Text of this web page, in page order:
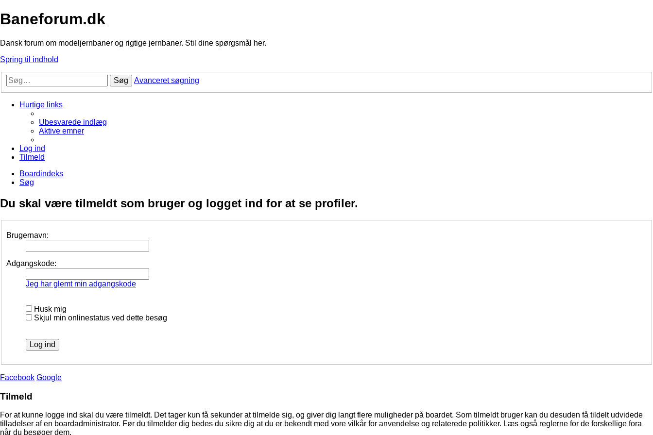
Baneforum.dk
Dansk forum om modeljernbaner og rigtige jernbaner. Stil dine spørgsmål her.
Spring til indhold
Søg Avanceret søgning
Hurtige links
Ubesvarede indlæg
Aktive emner
Log ind
Tilmeld
Boardindeks
Søg
Du skal være tilmeldt som bruger og logget ind for at se profiler.
Brugernavn:
Adgangskode:
Jeg har glemt min adgangskode
Husk mig
Skjul min onlinestatus ved dette besøg
Facebook Google
Tilmeld
For at kunne logge ind skal du være tilmeldt. Det tager kun få sekunder at tilmelde sig, og giver dig langt flere muligheder på boardet. Som tilmeldt bruger kan du desuden få tildelt udvidede
tilladelser af en boardadministrator. Før du tilmelder dig bedes du sikre dig at du er bekendt med vore vilkår for anvendelse og relaterede politikker. Læs også reglerne for de forskellige fora
når du besøger dem.